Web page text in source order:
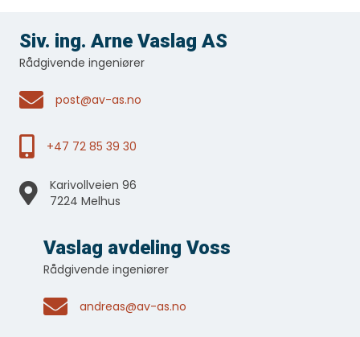
Siv. ing. Arne Vaslag AS
Rådgivende ingeniører
post@av-as.no
+47 72 85 39 30
Karivollveien 96
7224 Melhus
Vaslag avdeling Voss
Rådgivende ingeniører
andreas@av-as.no